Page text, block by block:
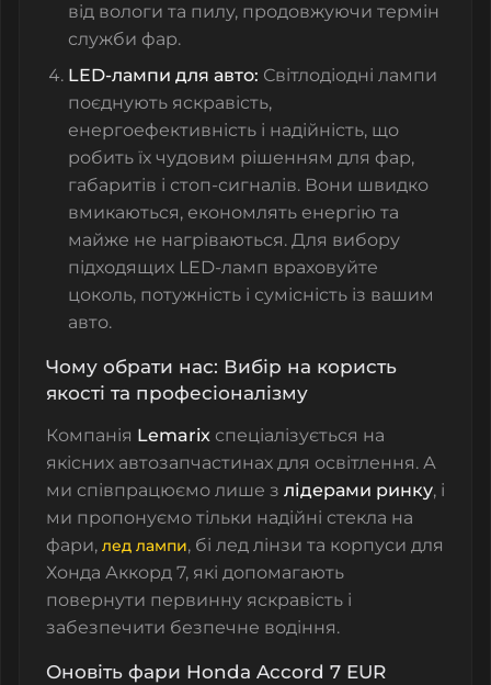
від вологи та пилу, продовжуючи термін
служби фар.
LED-лампи для авто: Світлодіодні лампи
поєднують яскравість,
енергоефективність і надійність, що
робить їх чудовим рішенням для фар,
габаритів і стоп-сигналів. Вони швидко
вмикаються, економлять енергію та
майже не нагріваються. Для вибору
підходящих LED-ламп враховуйте
цоколь, потужність і сумісність із вашим
авто.
Чому обрати нас: Вибір на користь
якості та професіоналізму
Компанія Lemarix спеціалізується на
якісних автозапчастинах для освітлення. А
ми співпрацюємо лише з лідерами ринку, і
ми пропонуємо тільки надійні стекла на
фари, лед лампи, бі лед лінзи та корпуси для
Хонда Аккорд 7, які допомагають
повернути первинну яскравість і
забезпечити безпечне водіння.
Оновіть фари Honda Accord 7 EUR